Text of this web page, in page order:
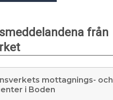
från
mottagnings- och
i Boden